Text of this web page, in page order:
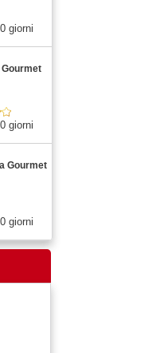
giorni
giorni
Gourmet
giorni